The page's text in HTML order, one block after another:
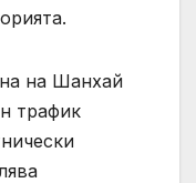
на Шанхай
трафик